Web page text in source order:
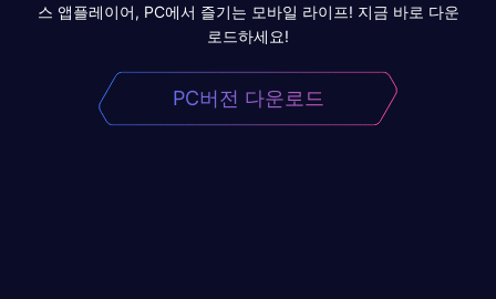
스 앱플레이어, PC에서 즐기는 모바일 라이프! 지금 바로 다운
로드하세요!
PC버전 다운로드